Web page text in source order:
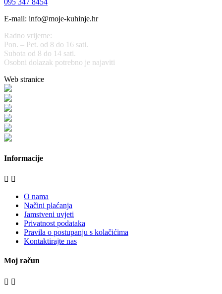
E-mail: info@moje-kuhinje.hr
Radno vrijeme:
Pon. – Pet. od 8 do 16 sati.
Subota od 8 do 14 sati.
Osobni dolazak potrebno je najaviti
Web stranice
Informacije
 
O nama
Načini plaćanja
Jamstveni uvjeti
Privatnost podataka
Pravila o postupanju s kolačićima
Kontaktirajte nas
Moj račun
 